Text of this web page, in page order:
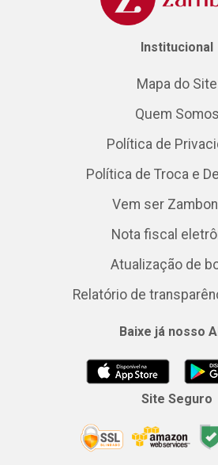
Institucional
Mapa do Site
Quem Somos
Política de
Política de Troca e
Vem ser
Nota fiscal
Atualização de
Relatório de
Baixe já nosso
Site Seguro